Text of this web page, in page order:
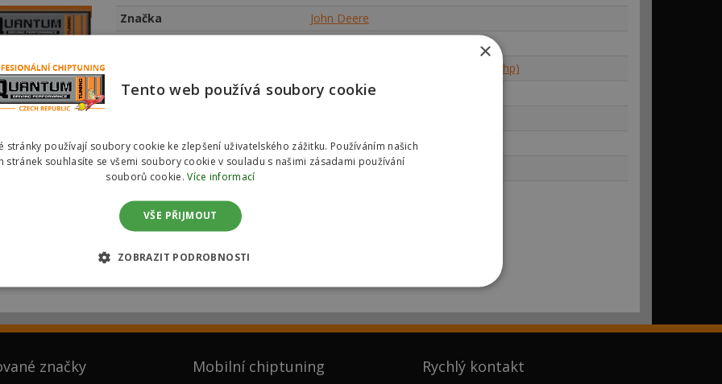
Značka
John Deere
John Deere 5M Series 5075 55kw (75hp)
Město
Celá ČR
Rok výroby
2018
Vyjádření zákazníka
John Deere 5075
značky Mobilní chiptuning Rychlý kontakt
×
Tento web používá soubory cookie
stránky používají soubory cookie ke zlepšení uživatelského zážitku. Používáním našich
stránek souhlasíte se všemi soubory cookie v souladu s našimi zásadami používání
souborů cookie.Více informací
VŠE PŘIJMOUT
ZOBRAZIT PODROBNOSTI